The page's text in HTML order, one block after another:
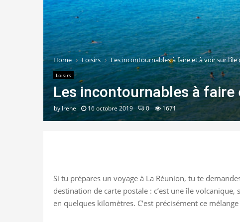
Home Loisirs Les incontournables à faire et à voir sur l’île
Loisirs
Les incontournables à faire
by Irene 16 octobre 2019 0 1671
Si tu prépares un voyage à La Réunion, tu te
destination de carte postale : c’est une île
en quelques kilomètres. C’est précisément ce